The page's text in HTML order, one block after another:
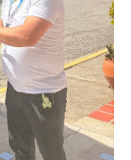
LAGO
de
a más de 993